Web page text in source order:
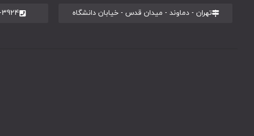
تهران - دماوند - میدان قدس - خیابان دانشگاه 3924